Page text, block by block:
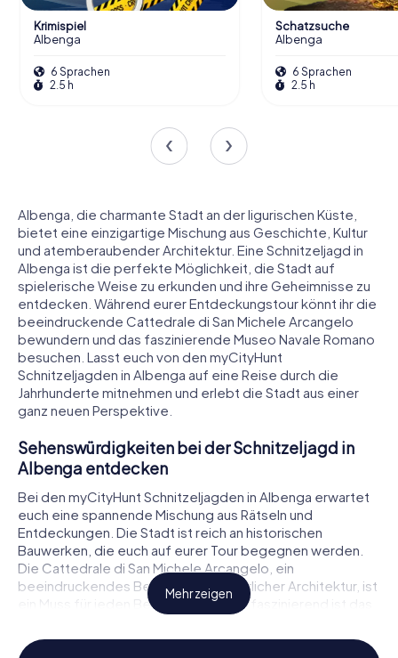
Krimispiel
Albenga
6 Sprachen
2.5 h
Schatzsuche
Albenga
6 Sprachen
2.5 h
Albenga, die charmante Stadt an der ligurischen Küste,
bietet eine einzigartige Mischung aus Geschichte, Kultur
und atemberaubender Architektur. Eine Schnitzeljagd in
Albenga ist die perfekte Möglichkeit, die Stadt auf
spielerische Weise zu erkunden und ihre Geheimnisse zu
entdecken. Während eurer Entdeckungstour könnt ihr die
beeindruckende Cattedrale di San Michele Arcangelo
bewundern und das faszinierende Museo Navale Romano
besuchen. Lasst euch von den myCityHunt
Schnitzeljagden in Albenga auf eine Reise durch die
Jahrhunderte mitnehmen und erlebt die Stadt aus einer
ganz neuen Perspektive.
Sehenswürdigkeiten bei der Schnitzeljagd in
Albenga entdecken
Bei den myCityHunt Schnitzeljagden in Albenga erwartet
euch eine spannende Mischung aus Rätseln und
Entdeckungen. Die Stadt ist reich an historischen
Bauwerken, die euch auf eurer Tour begegnen werden.
Die Cattedrale di San Michele Arcangelo, ein
beeindruckendes Beispiel mittelalterlicher Architektur, ist
ein Muss für jeden Besucher. Ebenso faszinierend ist das
Bauwerke der langobardisch-ostgotischen Vorromanik.
Mehr zeigen